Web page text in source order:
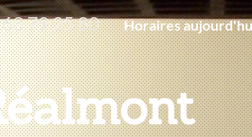
79 25 80 Horaires